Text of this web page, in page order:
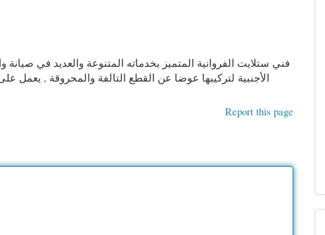
فني ستلايت الفروانية المتميز بخدماته المتنوعة والعديد في
الأجنبية لتركيبها عوضا عن القطع التالفة والمحروقة , يعمل
Report this page